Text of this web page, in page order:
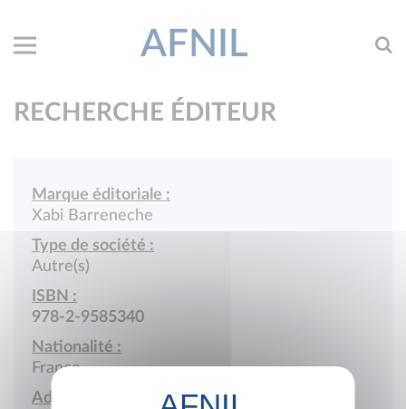
AFNIL
RECHERCHE ÉDITEUR
Marque éditoriale :
Xabi Barreneche
Type de société :
Autre(s)
ISBN :
978-2-9585340
Nationalité :
France
Adresse :